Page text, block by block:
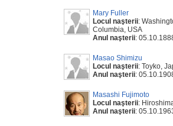
Mary Fuller
Locul naşterii:
Columbia, USA
Anul naşterii:
Masao Shimizu
Locul naşterii: Toyko,
Anul naşterii:
Masashi Fujimoto
Locul naşterii:
Anul naşterii: